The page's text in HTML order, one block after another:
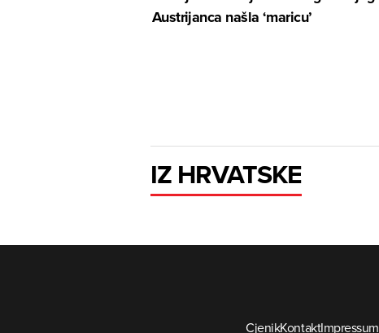
Austrijanca našla ‘maricu’
IZ HRVATSKE
CjenikKontaktImpressum